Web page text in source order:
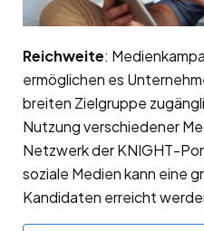
Reichweite:
ermöglichen es
breiten Zielgruppe
Nutzung verschiedener
Netzwerk der KNIGHT-
soziale Medien kann eine
Kandidaten erreicht